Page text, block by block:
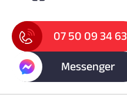
07 50 09 34 63
Messenger